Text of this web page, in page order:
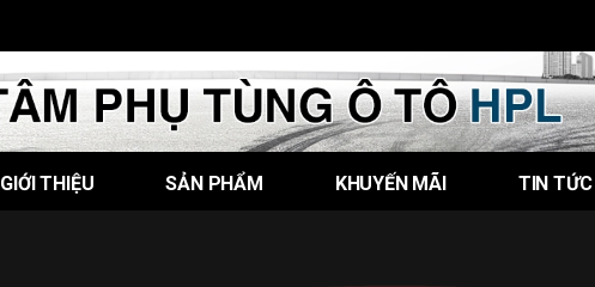
GIỚI THIỆU SẢN PHẨM KHUYẾN MÃI TIN TỨC